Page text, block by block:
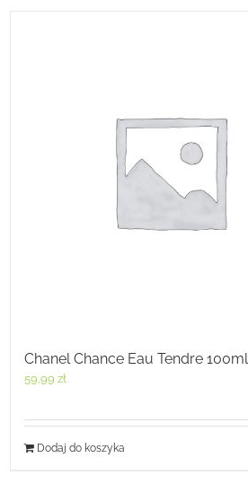
Chanel Chance Eau Tendre 100ml
59,99 zł
Dodaj do koszyka